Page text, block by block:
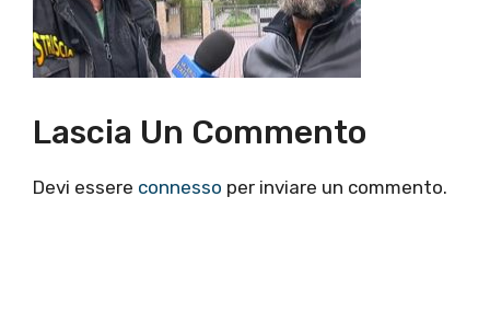
Lascia Un Commento
Devi essere connesso per inviare un commento.